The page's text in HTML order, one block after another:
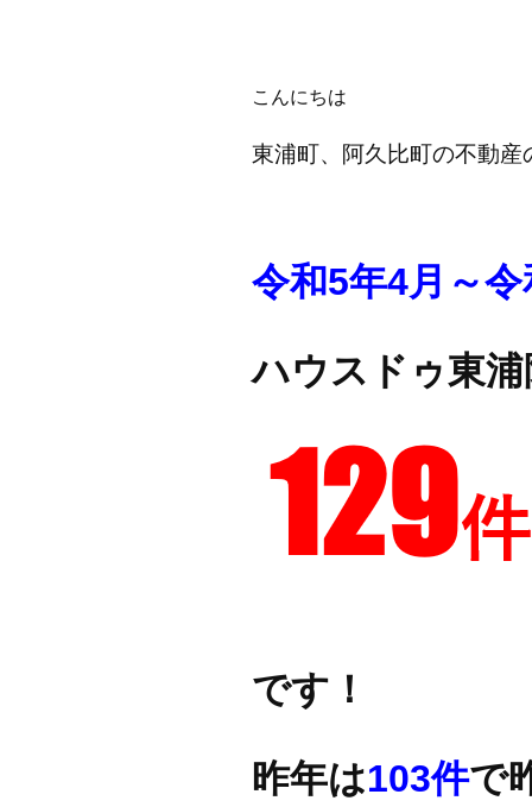
こんにちは
東浦町、阿久比町の不動産
令和5年4月～
ハウスドゥ東
です！
昨年は103件で